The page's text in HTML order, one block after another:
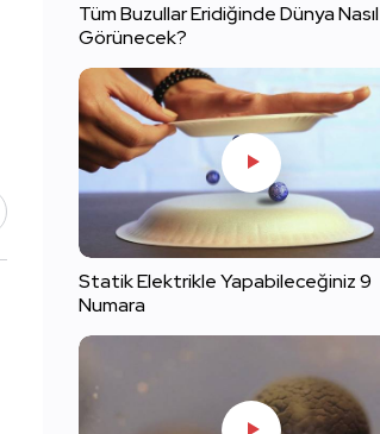
Tüm Buzullar Eridiğinde Dünya Nasıl
Görünecek?
Statik Elektrikle Yapabileceğiniz 9
Numara